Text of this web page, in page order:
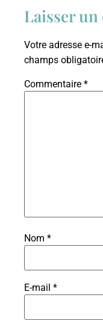
Laisser
Votre adresse e-
champs
Commentaire *
Nom *
E-mail *